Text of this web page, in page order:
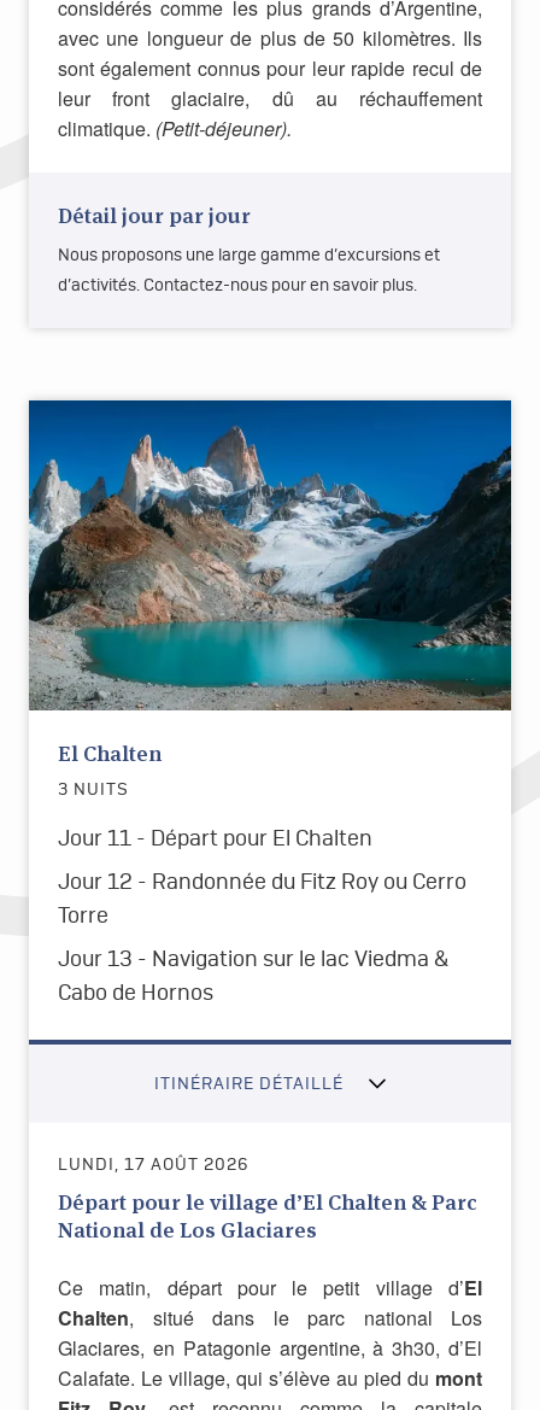
considérés comme les plus grands d’Argentine,
avec une longueur de plus de 50 kilomètres. Ils
sont également connus pour leur rapide recul de
leur front glaciaire, dû au réchauffement
climatique. (Petit-déjeuner).
Détail jour par jour
Nous proposons une large gamme d’excursions et
d’activités. Contactez-nous pour en savoir plus.
El Chalten
3 NUITS
Jour 11 - Départ pour El Chalten
Jour 12 - Randonnée du Fitz Roy ou Cerro
Torre
Jour 13 - Navigation sur le lac Viedma &
Cabo de Hornos
ITINÉRAIRE DÉTAILLÉ
LUNDI, 17 AOÛT 2026
Départ pour le village d’El Chalten & Parc
National de Los Glaciares
Ce matin, départ pour le petit village d’El
Chalten, situé dans le parc national Los
Glaciares, en Patagonie argentine, à 3h30, d’El
Calafate. Le village, qui s’élève au pied du mont